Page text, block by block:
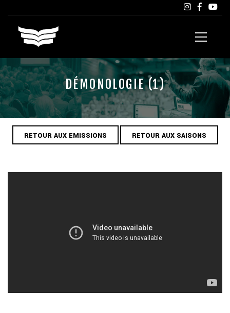
DÉMONOLOGIE (1)
RETOUR AUX EMISSIONS RETOUR AUX SAISONS